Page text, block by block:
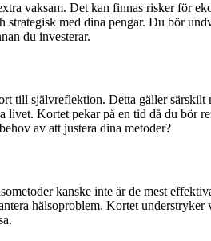
vaksam. Det kan finnas risker för
strategisk med dina pengar. Du bör
du investerar.
till självreflektion. Detta gäller särskilt
livet. Kortet pekar på en tid då du bör
av att justera dina metoder?
kanske inte är de mest
hälsoproblem. Kortet understryker